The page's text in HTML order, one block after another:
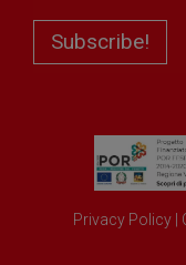
Subscribe!
Privacy Policy |